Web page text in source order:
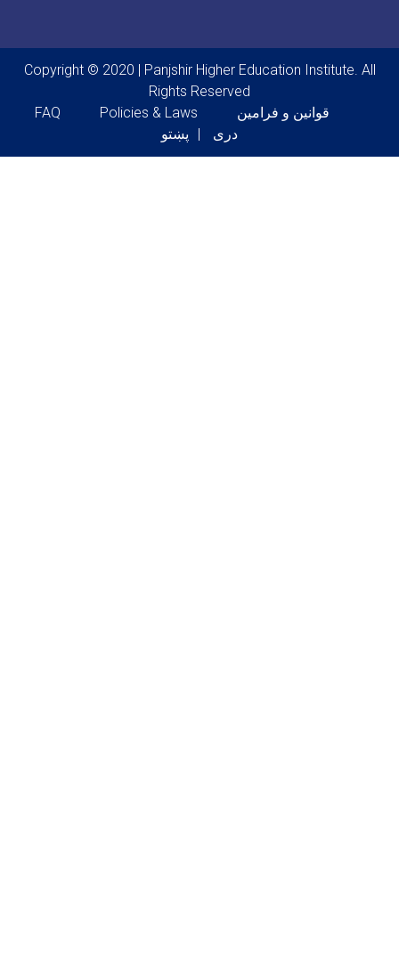
Copyright © 2020 | Panjshir Higher Education Institute. All
Rights Reserved
Footer menu
FAQ Policies & Laws
قوانین و فرامین
پښتو
دری